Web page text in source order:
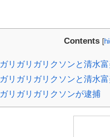
Contents [
ガリガリガリクソンと清水
ガリガリガリクソンと清水
ガリガリガリクソンが逮捕